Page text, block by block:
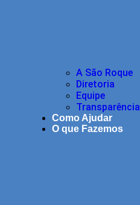
A São Roque
Diretoria
Equipe
Transparência
Como Ajudar
O que Fazemos